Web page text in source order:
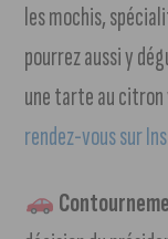
les mochis,
pourrez aussi y
une tarte au citron
rendez-vous sur